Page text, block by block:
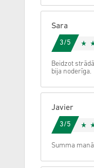
Atcelt
Sara
3/5
Beidzot
bija noderīga.
Javier
3/5
Summa